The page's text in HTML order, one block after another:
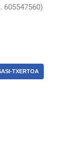
605547560)
TXERTOA